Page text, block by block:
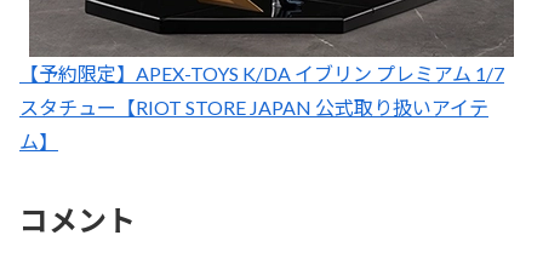
【予約限定】APEX-TOYS K/DA イブリン プレミアム 1/7
スタチュー【RIOT STORE JAPAN 公式取り扱いアイテ
ム】
コメント